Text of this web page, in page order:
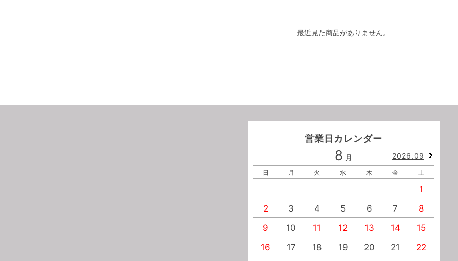
最近見た商品がありません。
営業日カレンダー
8 月 2026.09
日 月 火 水 木 金 土
1
2
3 4 5 6 7
8
9
10 11 12 13 14
15
16
17 18 19 20 21
22